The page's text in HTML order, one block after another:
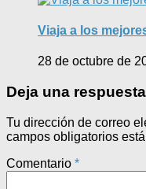
Viaja a los
28 de octubre de
Deja una respuesta
Tu dirección de correo
campos obligatorios
Comentario *